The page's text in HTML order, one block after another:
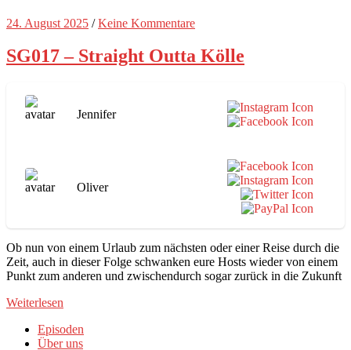
24. August 2025 / Keine Kommentare
SG017 – Straight Outta Kölle
Jennifer
Oliver
Ob nun von einem Urlaub zum nächsten oder einer Reise durch die
Zeit, auch in dieser Folge schwanken eure Hosts wieder von einem
Punkt zum anderen und zwischendurch sogar zurück in die Zukunft
Weiterlesen
Episoden
Über uns